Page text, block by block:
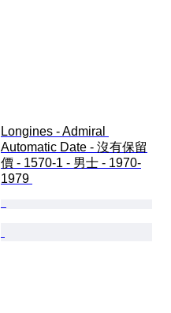
Longines - Admiral
Automatic Date - 沒有保留
價 - 1570-1 - 男士 - 1970-
1979